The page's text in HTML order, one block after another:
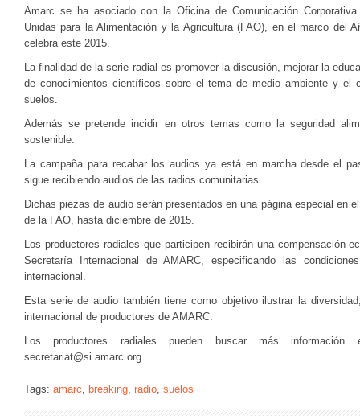
Amarc se ha asociado con la Oficina de Comunicación
Unidas para la Alimentación y la Agricultura (FAO), en el marco del
celebra este 2015.
La finalidad de la serie radial es promover la discusión, mejorar la
de conocimientos científicos sobre el tema de medio ambiente y el
suelos.
Además se pretende incidir en otros temas como la seguridad
sostenible.
La campaña para recabar los audios ya está en marcha desde el
sigue recibiendo audios de las radios comunitarias.
Dichas piezas de audio serán presentados en una página especial en
de la FAO, hasta diciembre de 2015.
Los productores radiales que participen recibirán una compensación
Secretaría Internacional de AMARC, especificando las
internacional.
Esta serie de audio también tiene como objetivo ilustrar la
internacional de productores de AMARC.
Los productores radiales pueden buscar más información
secretariat@si.amarc.org.
Tags: amarc, breaking, radio, suelos